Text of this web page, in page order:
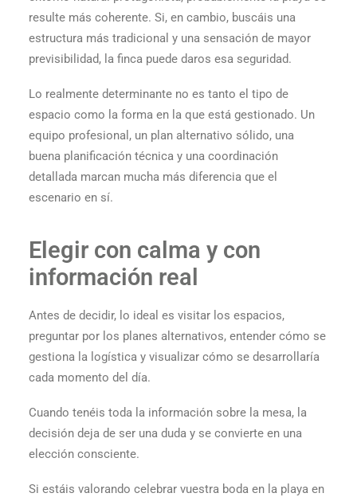
resulte más coherente. Si, en cambio, buscáis una
estructura más tradicional y una sensación de mayor
previsibilidad, la finca puede daros esa seguridad.
Lo realmente determinante no es tanto el tipo de
espacio como la forma en la que está gestionado. Un
equipo profesional, un plan alternativo sólido, una
buena planificación técnica y una coordinación
detallada marcan mucha más diferencia que el
escenario en sí.
Elegir con calma y con
información real
Antes de decidir, lo ideal es visitar los espacios,
preguntar por los planes alternativos, entender cómo se
gestiona la logística y visualizar cómo se desarrollaría
cada momento del día.
Cuando tenéis toda la información sobre la mesa, la
decisión deja de ser una duda y se convierte en una
elección consciente.
Si estáis valorando celebrar vuestra boda en la playa en